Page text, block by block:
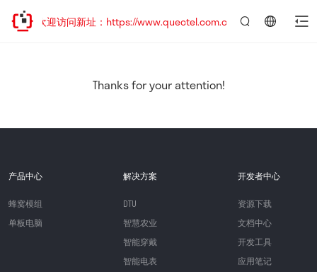
迁移，欢迎访问新址：https://www.quectel.com.cn
Thanks for your attention!
产品中心
蜂窝模组
单板电脑
解决方案
DTU
智慧农业
智能穿戴
智能电表
开发者中心
资源下载
文档中心
开发工具
应用笔记